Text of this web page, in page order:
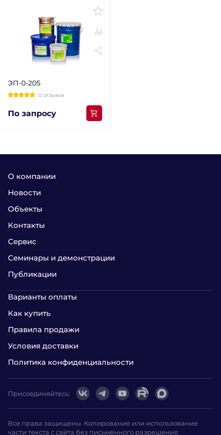
ЭП-0-205
0 отзывов
По запросу
О компании
Новости
Объекты
Контакты
Сервис
Семинары и демонстрации
Публикации
Варианты оплаты
Как купить
Правила продажи
Условия доставки
Политика конфиденциальности
Все права защищены. Копирование или использование
части текста с сайта без письменного разрешения
Присоединяйтесь: